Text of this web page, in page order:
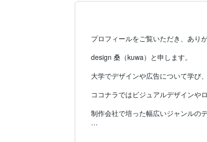
プロフィールをご覧いただき、あり
design 桑（kuwa）と申します。
大学でデザインや広告について学び
ココナラではビジュアルデザインや
制作会社で培った幅広いジャンルの